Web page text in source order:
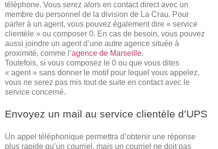
téléphone. Vous serez alors en contact direct avec un
membre du personnel de la division de La Crau. Pour
parler à un agent, vous pouvez également dire « service
clientèle » ou composer 0. En cas de besoin, vous pouvez
aussi joindre un agent d’une autre agence située à
proximité, comme l’agence de Marseille.
Toutefois, si vous composez le 0 ou que vous dites
« agent » sans donner le motif pour lequel vous appelez,
vous ne serez pas mis tout de suite en contact avec le
service concerné.
Envoyez un mail au service clientèle d’UPS
Un appel téléphonique permettra d’obtenir une réponse
plus rapide qu’un courriel, mais un courriel ne doit pas